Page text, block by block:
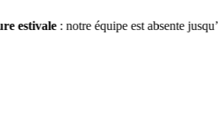
équipe est absente jusqu’au 23 août